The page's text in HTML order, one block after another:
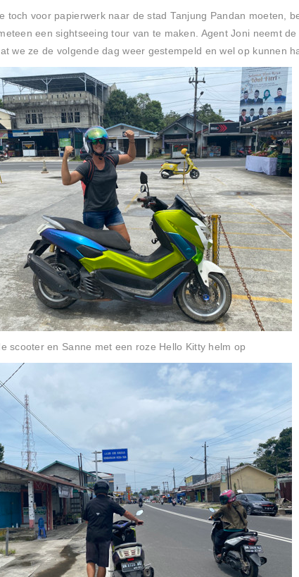
toch voor papierwerk naar de stad Tanjung Pandan moeten,
een sightseeing tour van te maken. Agent Joni neemt
we ze de volgende dag weer gestempeld en wel op kunnen
scooter en Sanne met een roze Hello Kitty helm op